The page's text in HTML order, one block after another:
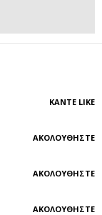
ΚΆΝΤΕ LIKE
ΑΚΟΛΟΥΘΉΣΤΕ
ΑΚΟΛΟΥΘΉΣΤΕ
ΑΚΟΛΟΥΘΉΣΤΕ